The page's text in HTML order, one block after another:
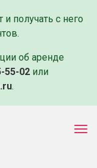
получать с него
об аренде
55-02 или
.